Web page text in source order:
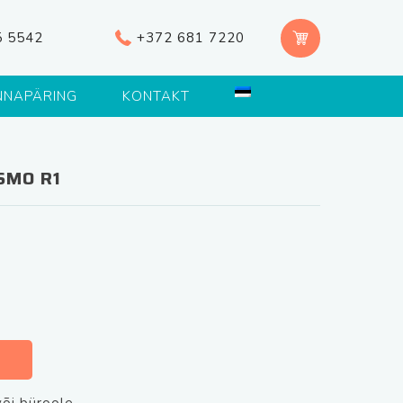
5542 +372 681 7220
KONTAKT
R1